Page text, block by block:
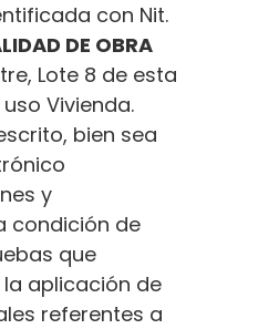
con Nit.
DE OBRA
Lote 8 de esta
Vivienda.
bien sea
y
condición de
que
aplicación de
referentes a